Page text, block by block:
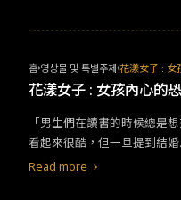
홈 영상물 및 특별주제 花漾女子 : 女
花漾女子 : 女孩內心的
「男生們在讀書的時候總是
看起來很酷，但一旦提到結
孩。」
Read more